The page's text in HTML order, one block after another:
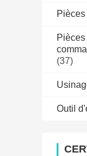
(37)
Outil